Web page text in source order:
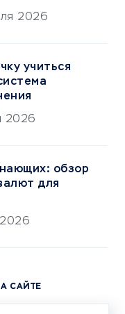
2026
учиться
2026
обзор
для
САЙТЕ